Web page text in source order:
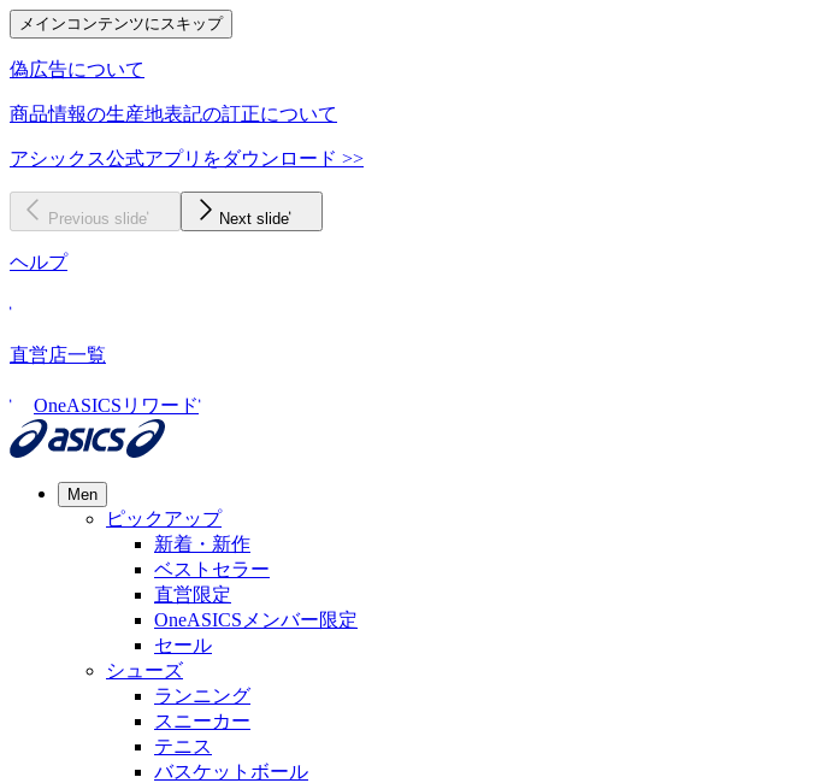
メインコンテンツにスキップ
偽広告について
商品情報の生産地表記の訂正について
アシックス公式アプリをダウンロード >>
Previous slide Next slide
ヘルプ
直営店一覧
OneASICSリワード
Men
ピックアップ
新着・新作
ベストセラー
直営限定
OneASICSメンバー限定
セール
シューズ
ランニング
スニーカー
テニス
バスケットボール